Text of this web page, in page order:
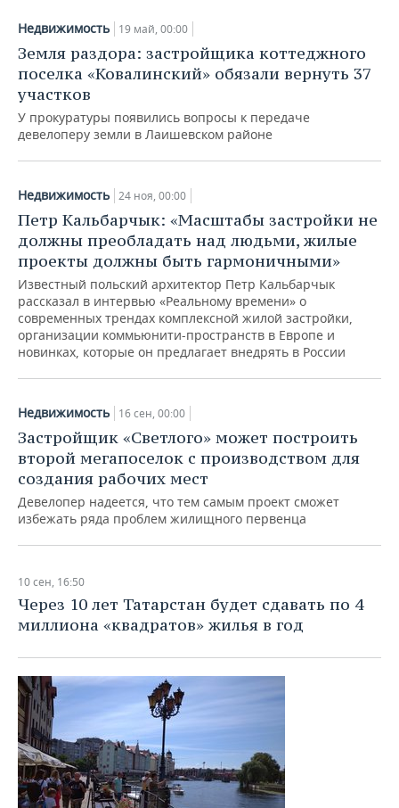
Недвижимость 19 май, 00:00
Земля раздора: застройщика коттеджного
поселка «Ковалинский» обязали вернуть 37
участков
У прокуратуры появились вопросы к передаче
девелоперу земли в Лаишевском районе
Недвижимость 24 ноя, 00:00
Петр Кальбарчык: «Масштабы застройки не
должны преобладать над людьми, жилые
проекты должны быть гармоничными»
Известный польский архитектор Петр Кальбарчык
рассказал в интервью «Реальному времени» о
современных трендах комплексной жилой застройки,
организации коммьюнити-пространств в Европе и
новинках, которые он предлагает внедрять в России
Недвижимость 16 сен, 00:00
Застройщик «Светлого» может построить
второй мегапоселок с производством для
создания рабочих мест
Девелопер надеется, что тем самым проект сможет
избежать ряда проблем жилищного первенца
10 сен, 16:50
Через 10 лет Татарстан будет сдавать по 4
миллиона «квадратов» жилья в год